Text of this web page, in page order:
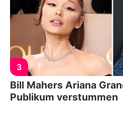
3
Bill Mahers Ariana
Publikum verstummen